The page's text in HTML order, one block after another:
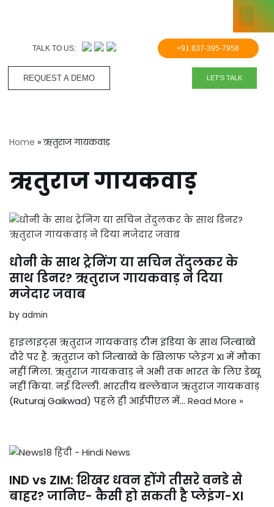
TALK TO US: +91 837-395-7958
REQUEST A DEMO​ LET'S TALK
Home »ऋतुराज गायकवाड़
ऋतुराज गायकवाड़
धोनी के साथ ट्रेनिंग या सचिन तेंदुलकर के
साथ डिनर? ऋतुराज गायकवाड़ ने दिया
मजेदार जवाब
by admin
हाइलाइट्स ऋतुराज गायकवाड़ टीम इंडिया के साथ जिम्बाब्वे
दौरे पर हैं. ऋतुराज को जिम्बाब्वे के खिलाफ प्लेइंग XI में मौका
नहीं मिला. ऋतुराज गायकवाड़ ने अभी तक भारत के लिए डेब्यू
नहीं किया. नई दिल्ली. भारतीय बल्लेबाज ऋतुराज गायकवाड़
(Ruturaj Gaikwad) पहले ही आईपीएल में… Read More »
IND vs ZIM: शिखर धवन होंगे तीसरे वनडे से
बाहर? जानिए- कैसी हो सकती है प्लेइंग-XI